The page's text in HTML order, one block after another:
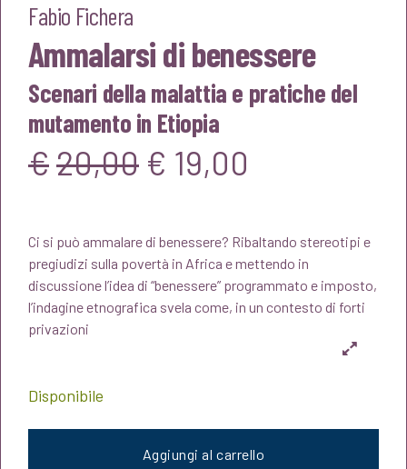
Fabio Fichera
Ammalarsi di benessere
Scenari della malattia e pratiche del
mutamento in Etiopia
€20,00 Il
originale
era:
€ 19,00
attuale
è:
€19,00.
Ci si può ammalare di benessere? Ribaltando stereotipi e
pregiudizi sulla povertà in Africa e mettendo in
discussione l’idea di “benessere” programmato e imposto,
l’indagine etnografica svela come, in un contesto di forti
privazioni
Disponibile
Aggiungi al carrello